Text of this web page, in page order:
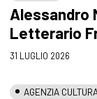
Alessandro
Letterario
31 LUGLIO 2026
AGENZIA